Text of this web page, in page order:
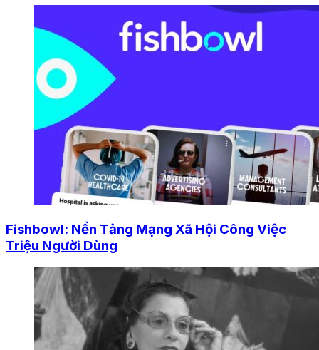
Fishbowl: Nền Tảng Mạng Xã Hội Công Việc
Triệu Người Dùng